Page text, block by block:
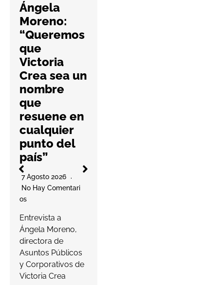
Ángela
Moreno:
“Queremos
que
Victoria
Crea sea un
nombre
que
resuene en
cualquier
punto del
país”
7 Agosto 2026
No Hay Comentari
Os
Entrevista a
Ángela Moreno,
directora de
Asuntos Públicos
y Corporativos de
Victoria Crea